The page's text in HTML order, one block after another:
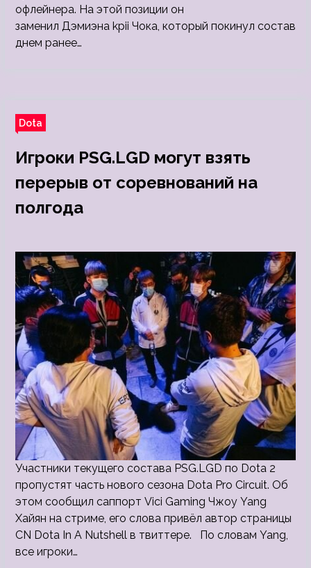
офлейнера. На этой позиции он
заменил Дэмиэна kpii Чока, который покинул состав
днем ранее…
Dota
Игроки PSG.LGD могут взять
перерыв от соревнований на
полгода
Участники текущего состава PSG.LGD по Dota 2
пропустят часть нового сезона Dota Pro Circuit. Об
этом сообщил саппорт Vici Gaming Чжоу Yang
Хайян на стриме, его слова привёл автор страницы
CN Dota In A Nutshell в твиттере. По словам Yang,
все игроки…